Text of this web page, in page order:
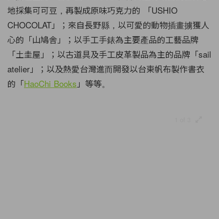
地採集可可豆，再製成原味巧克力的 「USHIO
CHOCOLAT」；來自長野縣，以可愛的動物插畫擄獲人
心的「山鳩舎」；以手工手錶為主要產品的工藝品牌
「土圭屋」；以古道具及手工皮革製品為主的品牌「sail
atelier」；以及熱愛台灣進而開發以台東帆布製作書衣
的「HaoChi Books 」等等。